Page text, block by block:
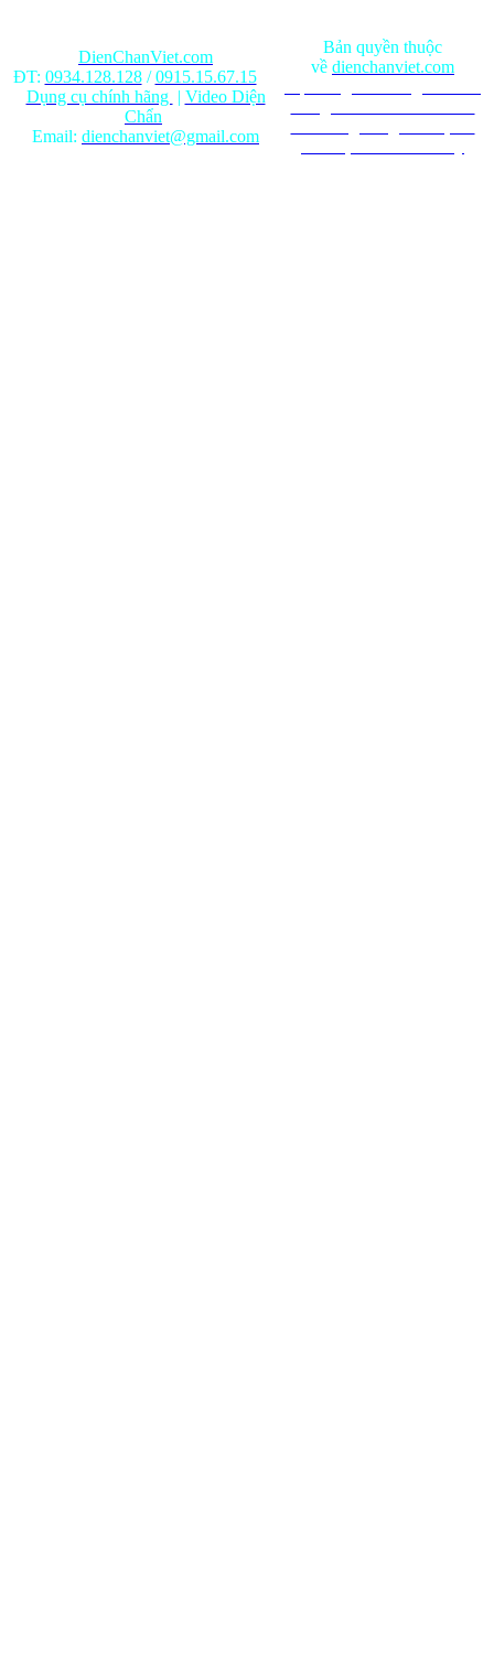
DienChanViet.com
ĐT: 0934.128.128/0915.15.67.15
Dụng cụ chính hãng | Video Diện
Chẩn
Email: dienchanviet@gmail.com
Bản quyền thuộc
về dienchanviet.com